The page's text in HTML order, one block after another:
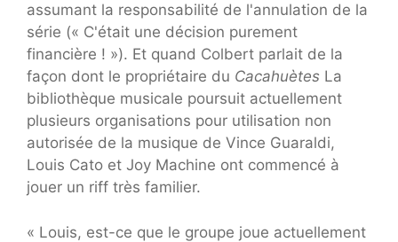
assumant la responsabilité de l'annulation de la
série (« C'était une décision purement
financière ! »). Et quand Colbert parlait de la
façon dont le propriétaire du Cacahuètes La
bibliothèque musicale poursuit actuellement
plusieurs organisations pour utilisation non
autorisée de la musique de Vince Guaraldi,
Louis Cato et Joy Machine ont commencé à
jouer un riff très familier.
« Louis, est-ce que le groupe joue actuellement